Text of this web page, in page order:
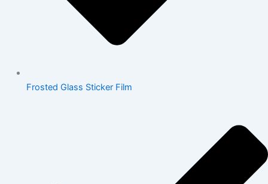
Frosted Glass Sticker Film